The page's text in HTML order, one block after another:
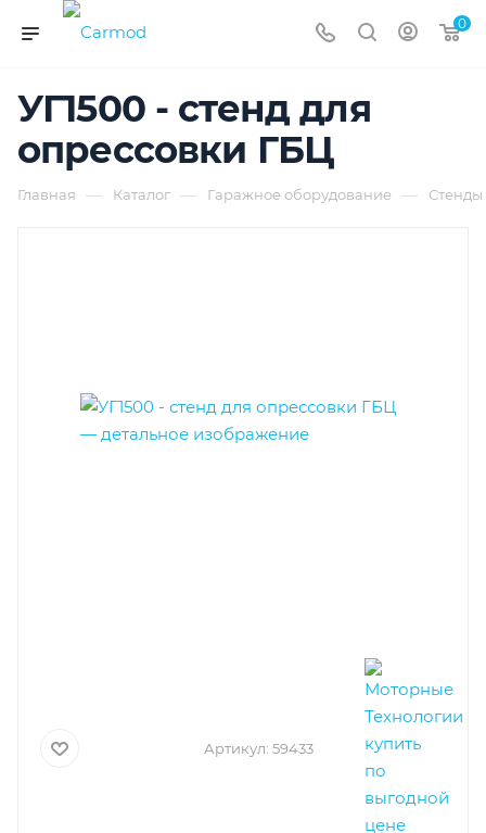
0
УГ1500 - стенд для
опрессовки ГБЦ
Главная — Каталог — Гаражное оборудование — Стенды
Артикул: 59433